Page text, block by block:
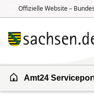
Offizielle Website –
Amt24